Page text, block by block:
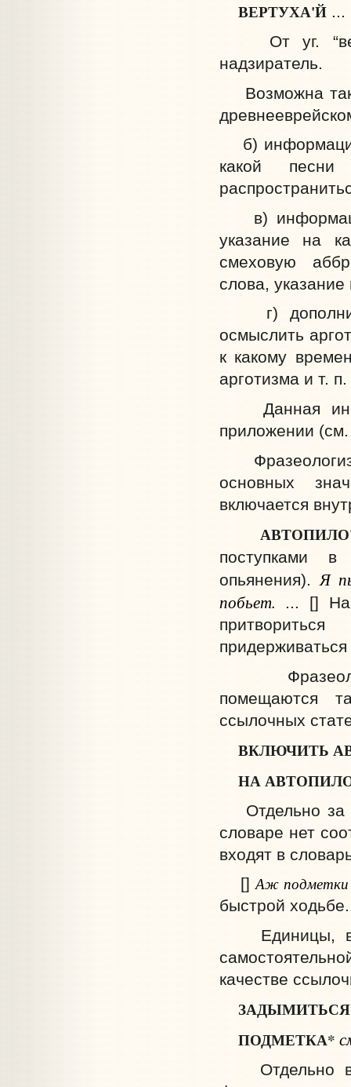
ВЕРТУХА'Й...
От уг.
надзиратель.
Возможна
б) информацию
какой
в)
указание на
смеховую
слова,
г)
осмыслить
к какому
арготизма и т. п.
Данная
приложении
основных
включается
поступками в
опьянения). Я
побьет. ... [] На
помещаются
ссылочных
ВКЛЮЧИТЬ
НА
Отдельно за
словаре нет
входят в
[]Аж
быстрой ходьбе.
Единицы,
качестве
ПОДМЕТКА*
Отдельно в